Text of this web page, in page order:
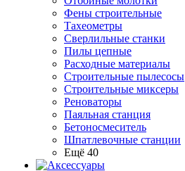
Фены строительные
Тахеометры
Сверлильные станки
Пилы цепные
Расходные материалы
Строительные пылесосы
Строительные миксеры
Реноваторы
Паяльная станция
Бетоносмеситель
Шпатлевочные станции
Ещё 40